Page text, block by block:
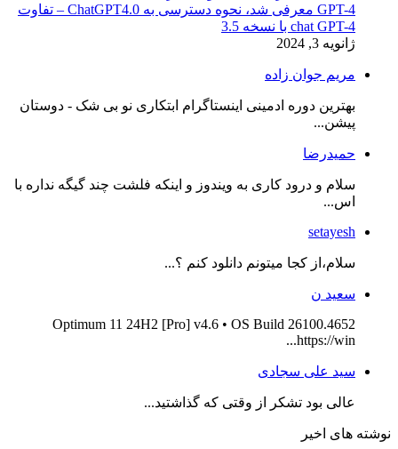
GPT-4 معرفی شد، نحوه دسترسی به ChatGPT4.0 – تفاوت
chat GPT-4 با نسخه 3.5
ژانویه 3, 2024
مریم جوان زاده
بهترین دوره ادمینی اینستاگرام ابتکاری نو بی شک - دوستان
پیشن...
حمیدرضا
سلام و درود کاری به ویندوز و اینکه فلشت چند گیگه نداره با
اس...
setayesh
سلام،از کجا میتونم دانلود کنم ؟...
سعید ن
Optimum 11 24H2 [Pro] v4.6 • OS Build 26100.4652
https://win...
سید علی سجادی
عالی بود تشکر از وقتی که گذاشتید...
نوشته های اخیر